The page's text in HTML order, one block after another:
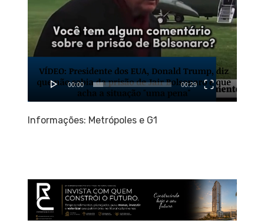
00:00 00:29
Informações: Metrópoles e G1